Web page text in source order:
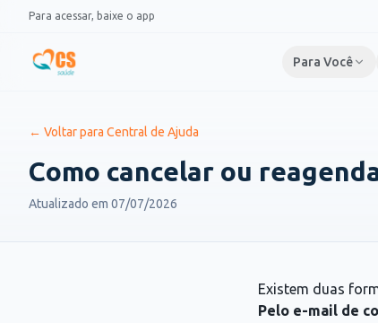
Pular para o conteúdo
Para acessar, baixe o app
Para Você
← Voltar para Central de Ajuda
Como cancelar ou
Atualizado em 07/07/2026
Existem duas
Pelo e-mail de